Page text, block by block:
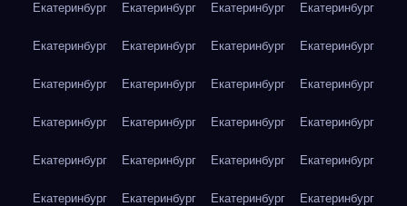
Екатеринбург Екатеринбург Екатеринбург Екатеринбург
Екатеринбург Екатеринбург Екатеринбург Екатеринбург
Екатеринбург Екатеринбург Екатеринбург Екатеринбург
Екатеринбург Екатеринбург Екатеринбург Екатеринбург
Екатеринбург Екатеринбург Екатеринбург Екатеринбург
Екатеринбург Екатеринбург Екатеринбург Екатеринбург